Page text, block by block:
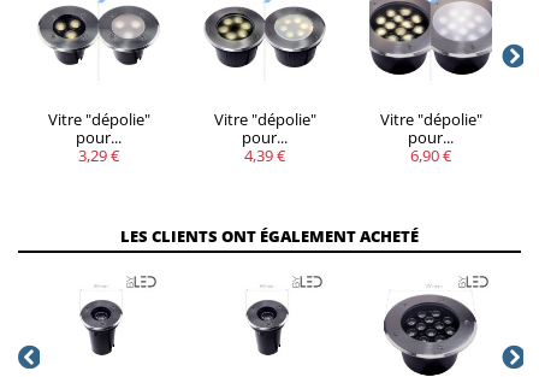
Vitre "dépolie"
pour...
3,29 €
Vitre "dépolie"
pour...
4,39 €
Vitre "dépolie"
pour...
6,90 €
LES CLIENTS ONT ÉGALEMENT ACHETÉ